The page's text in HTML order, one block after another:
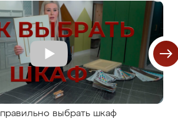
выбрать шкаф